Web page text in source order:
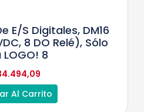
E/S Digitales, DM16
8 DO Relé), Sólo
LOGO! 8
Al Carrito